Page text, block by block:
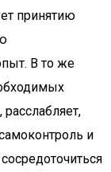
принятию
В то же
и